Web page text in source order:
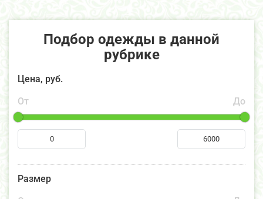
Подбор одежды в данной
рубрике
Цена, руб.
От
До
Размер